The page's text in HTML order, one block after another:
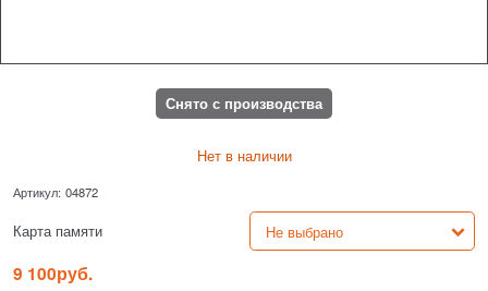
Снято с производства
Нет в наличии
Артикул: 04872
Карта памяти
9 100руб.